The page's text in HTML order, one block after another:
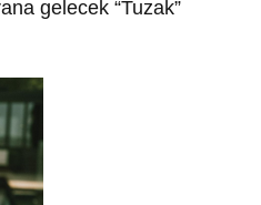
gelecek “Tuzak”